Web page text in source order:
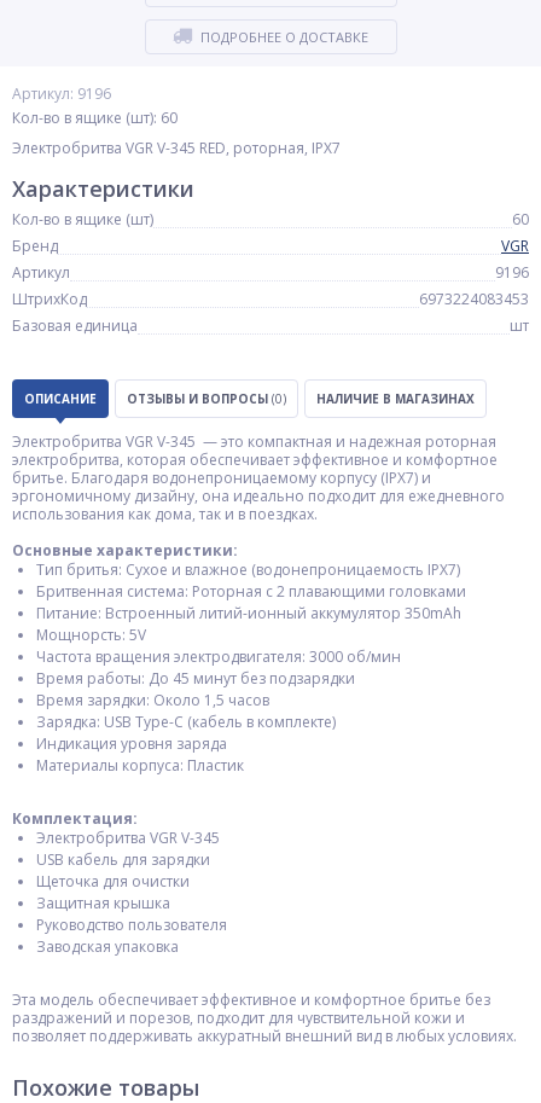
Артикул: 9196
Кол-во в ящике (шт): 60
Электробритва VGR V-345 RED, роторная, IPX7
ПОДРОБНЕЕ О ДОСТАВКЕ
Характеристики
Кол-во в ящике (шт)
60
Бренд
VGR
Артикул
9196
ШтрихКод
6973224083453
Базовая единица
шт
ОПИСАНИЕ ОТЗЫВЫ И ВОПРОСЫ (0) НАЛИЧИЕ В МАГАЗИНАХ
Электробритва VGR V-345 — это компактная и надежная роторная
электробритва, которая обеспечивает эффективное и комфортное
бритье. Благодаря водонепроницаемому корпусу (IPX7) и
эргономичному дизайну, она идеально подходит для ежедневного
использования как дома, так и в поездках.
Основные характеристики:
Тип бритья: Сухое и влажное (водонепроницаемость IPX7)
Бритвенная система: Роторная с 2 плавающими головками
Питание: Встроенный литий-ионный аккумулятор 350mAh
Мощнорсть: 5V
Частота вращения электродвигателя: 3000 об/мин
Время работы: До 45 минут без подзарядки
Время зарядки: Около 1,5 часов
Зарядка: USB Type-C (кабель в комплекте)
Индикация уровня заряда
Материалы корпуса: Пластик
Комплектация:
Электробритва VGR V-345
USB кабель для зарядки
Щеточка для очистки
Защитная крышка
Руководство пользователя
Заводская упаковка
Эта модель обеспечивает эффективное и комфортное бритье без
раздражений и порезов, подходит для чувствительной кожи и
позволяет поддерживать аккуратный внешний вид в любых условиях.
Похожие товары